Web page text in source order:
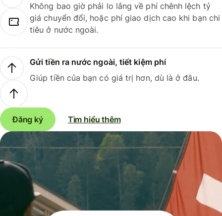
Không bao giờ phải lo lắng về phí chênh lệch tỷ
giá chuyển đổi, hoặc phí giao dịch cao khi bạn chi
tiêu ở nước ngoài.
Gửi tiền ra nước ngoài, tiết kiệm phí
Giúp tiền của bạn có giá trị hơn, dù là ở đâu.
Đăng ký Tìm hiểu thêm